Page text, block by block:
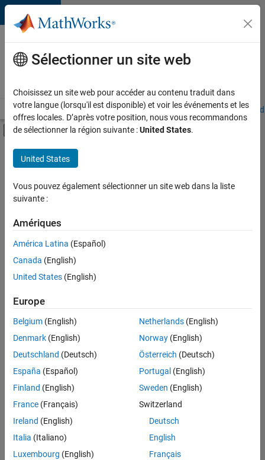
Passer au contenu
Votre
carrière
chez
Accueil Explorer nos opportunités Adresses de nos bureaux
Activer/désactiver l'affichage du menu
Contenu principal
FILTRER PAR
Applications et outils commerciaux
Infrastructure et architecture
Développement de produits
Enregistrer
sélectionnées
Les
descriptions
poste
n’ont
pas
été
traduites.
Effectuez
Sélectionner un site web
Choisissez un site web pour accéder au contenu traduit dans
votre langue (lorsqu'il est disponible) et voir les événements et les
offres locales. D’après votre position, nous vous recommandons
de sélectionner la région suivante :United States.
United States
Vous pouvez également sélectionner un site web dans la liste
suivante :
Amériques
América Latina (Español)
Canada (English)
United States (English)
Europe
Belgium (English)
Denmark (English)
Deutschland (Deutsch)
España (Español)
Finland (English)
France (Français)
Ireland (English)
Italia (Italiano)
Luxembourg (English)
Netherlands(English)
Norway(English)
Österreich (Deutsch)
Portugal (English)
Sweden (English)
Switzerland
Deutsch
English
Français